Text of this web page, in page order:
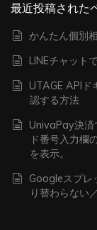
最近投稿された
かんたん個別
LINEチャット
UTAGE APIド
認する方法
UnivaPay決済
ド番号入力欄
を表示。
Googleスプレ
り替わらない